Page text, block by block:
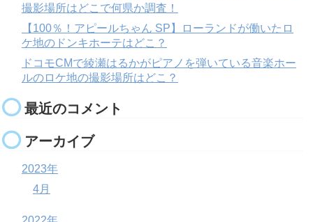
撮影場所はどこで何県か調査！
【100％！アピールちゃん SP】ローランドが働いたロ
ケ地のドンキホーテはどこ？
ドコモCMで綾瀬はるかがピアノを弾いている音楽ホー
ルのロケ地の撮影場所はどこ？
最近のコメント
アーカイブ
2023年
4月